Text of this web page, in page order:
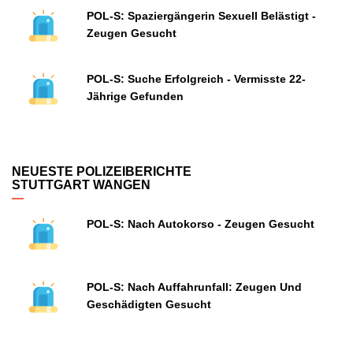
POL-S: Spaziergängerin Sexuell Belästigt -
Zeugen Gesucht
POL-S: Suche Erfolgreich - Vermisste 22-
Jährige Gefunden
NEUESTE POLIZEIBERICHTE
STUTTGART WANGEN
POL-S: Nach Autokorso - Zeugen Gesucht
POL-S: Nach Auffahrunfall: Zeugen Und
Geschädigten Gesucht